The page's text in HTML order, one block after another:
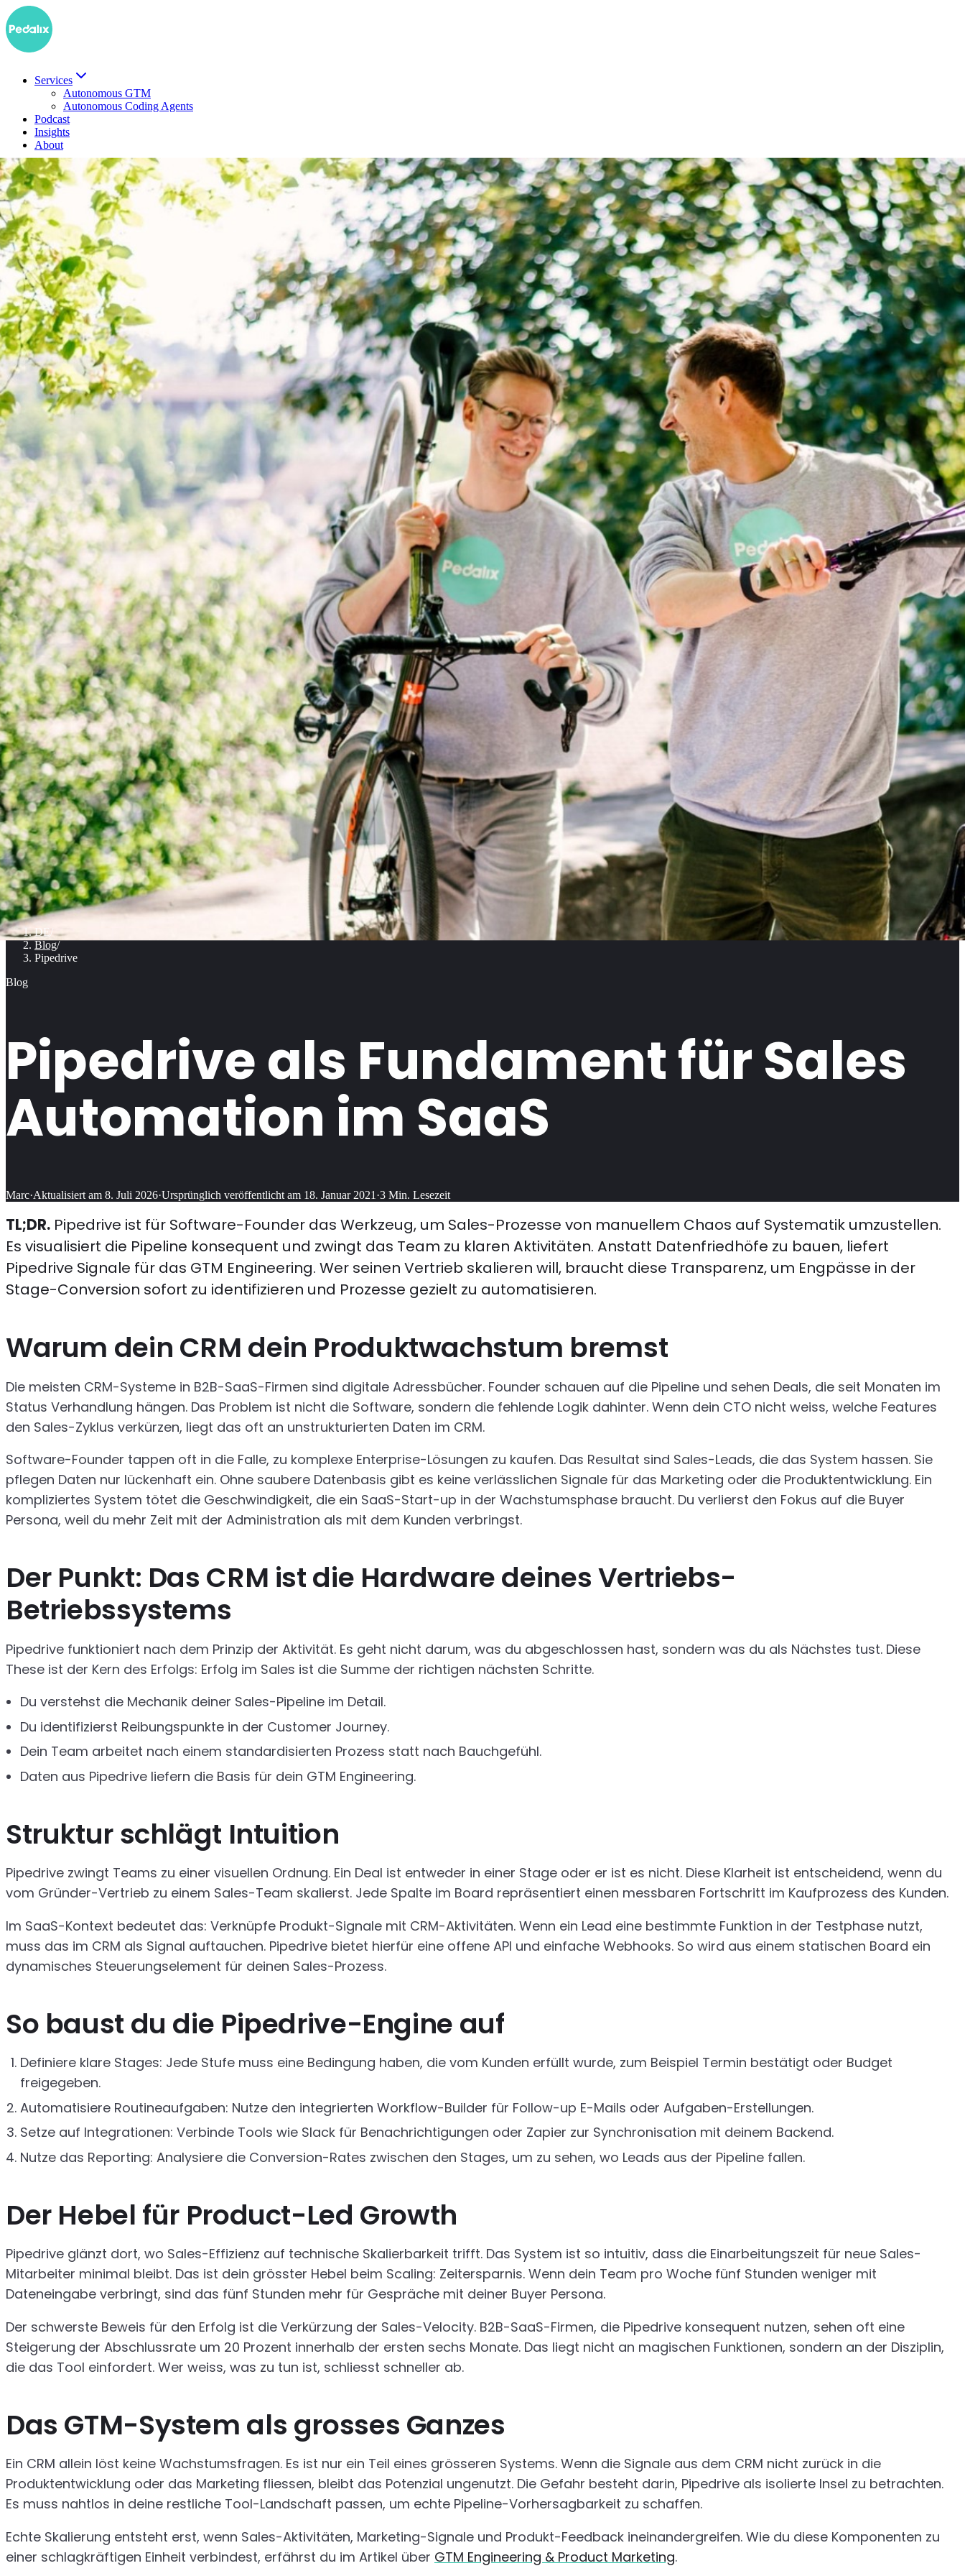
Services
Autonomous GTM
Autonomous Coding Agents
Podcast
Insights
About
ENDemo buchen
DE/
Blog/
Pipedrive
Blog
Pipedrive als Fundament für Sales
Automation im SaaS
Marc·Aktualisiert am 8. Juli 2026·Ursprünglich veröffentlicht am 18. Januar 2021 ·3 Min. Lesezeit
TL;DR. Pipedrive ist für Software-Founder das Werkzeug, um Sales-Prozesse von manuellem Chaos auf Systematik umzustellen.
Es visualisiert die Pipeline konsequent und zwingt das Team zu klaren Aktivitäten. Anstatt Datenfriedhöfe zu bauen, liefert
Pipedrive Signale für das GTM Engineering. Wer seinen Vertrieb skalieren will, braucht diese Transparenz, um Engpässe in der
Stage-Conversion sofort zu identifizieren und Prozesse gezielt zu automatisieren.
Warum dein CRM dein Produktwachstum bremst
Die meisten CRM-Systeme in B2B-SaaS-Firmen sind digitale Adressbücher. Founder schauen auf die Pipeline und sehen Deals, die seit Monaten im
Status Verhandlung hängen. Das Problem ist nicht die Software, sondern die fehlende Logik dahinter. Wenn dein CTO nicht weiss, welche Features
den Sales-Zyklus verkürzen, liegt das oft an unstrukturierten Daten im CRM.
Software-Founder tappen oft in die Falle, zu komplexe Enterprise-Lösungen zu kaufen. Das Resultat sind Sales-Leads, die das System hassen. Sie
pflegen Daten nur lückenhaft ein. Ohne saubere Datenbasis gibt es keine verlässlichen Signale für das Marketing oder die Produktentwicklung. Ein
kompliziertes System tötet die Geschwindigkeit, die ein SaaS-Start-up in der Wachstumsphase braucht. Du verlierst den Fokus auf die Buyer
Persona, weil du mehr Zeit mit der Administration als mit dem Kunden verbringst.
Der Punkt: Das CRM ist die Hardware deines Vertriebs-
Betriebssystems
Pipedrive funktioniert nach dem Prinzip der Aktivität. Es geht nicht darum, was du abgeschlossen hast, sondern was du als Nächstes tust. Diese
These ist der Kern des Erfolgs: Erfolg im Sales ist die Summe der richtigen nächsten Schritte.
Du verstehst die Mechanik deiner Sales-Pipeline im Detail.
Du identifizierst Reibungspunkte in der Customer Journey.
Dein Team arbeitet nach einem standardisierten Prozess statt nach Bauchgefühl.
Daten aus Pipedrive liefern die Basis für dein GTM Engineering.
Struktur schlägt Intuition
Pipedrive zwingt Teams zu einer visuellen Ordnung. Ein Deal ist entweder in einer Stage oder er ist es nicht. Diese Klarheit ist entscheidend, wenn du
vom Gründer-Vertrieb zu einem Sales-Team skalierst. Jede Spalte im Board repräsentiert einen messbaren Fortschritt im Kaufprozess des Kunden.
Im SaaS-Kontext bedeutet das: Verknüpfe Produkt-Signale mit CRM-Aktivitäten. Wenn ein Lead eine bestimmte Funktion in der Testphase nutzt,
muss das im CRM als Signal auftauchen. Pipedrive bietet hierfür eine offene API und einfache Webhooks. So wird aus einem statischen Board ein
dynamisches Steuerungselement für deinen Sales-Prozess.
So baust du die Pipedrive-Engine auf
Definiere klare Stages: Jede Stufe muss eine Bedingung haben, die vom Kunden erfüllt wurde, zum Beispiel Termin bestätigt oder Budget
freigegeben.
Automatisiere Routineaufgaben: Nutze den integrierten Workflow-Builder für Follow-up E-Mails oder Aufgaben-Erstellungen.
Setze auf Integrationen: Verbinde Tools wie Slack für Benachrichtigungen oder Zapier zur Synchronisation mit deinem Backend.
Nutze das Reporting: Analysiere die Conversion-Rates zwischen den Stages, um zu sehen, wo Leads aus der Pipeline fallen.
Der Hebel für Product-Led Growth
Pipedrive glänzt dort, wo Sales-Effizienz auf technische Skalierbarkeit trifft. Das System ist so intuitiv, dass die Einarbeitungszeit für neue Sales-
Mitarbeiter minimal bleibt. Das ist dein grösster Hebel beim Scaling: Zeitersparnis. Wenn dein Team pro Woche fünf Stunden weniger mit
Dateneingabe verbringt, sind das fünf Stunden mehr für Gespräche mit deiner Buyer Persona.
Der schwerste Beweis für den Erfolg ist die Verkürzung der Sales-Velocity. B2B-SaaS-Firmen, die Pipedrive konsequent nutzen, sehen oft eine
Steigerung der Abschlussrate um 20 Prozent innerhalb der ersten sechs Monate. Das liegt nicht an magischen Funktionen, sondern an der Disziplin,
die das Tool einfordert. Wer weiss, was zu tun ist, schliesst schneller ab.
Das GTM-System als grosses Ganzes
Ein CRM allein löst keine Wachstumsfragen. Es ist nur ein Teil eines grösseren Systems. Wenn die Signale aus dem CRM nicht zurück in die
Produktentwicklung oder das Marketing fliessen, bleibt das Potenzial ungenutzt. Die Gefahr besteht darin, Pipedrive als isolierte Insel zu betrachten.
Es muss nahtlos in deine restliche Tool-Landschaft passen, um echte Pipeline-Vorhersagbarkeit zu schaffen.
Echte Skalierung entsteht erst, wenn Sales-Aktivitäten, Marketing-Signale und Produkt-Feedback ineinandergreifen. Wie du diese Komponenten zu
einer schlagkräftigen Einheit verbindest, erfährst du im Artikel über GTM Engineering & Product Marketing.